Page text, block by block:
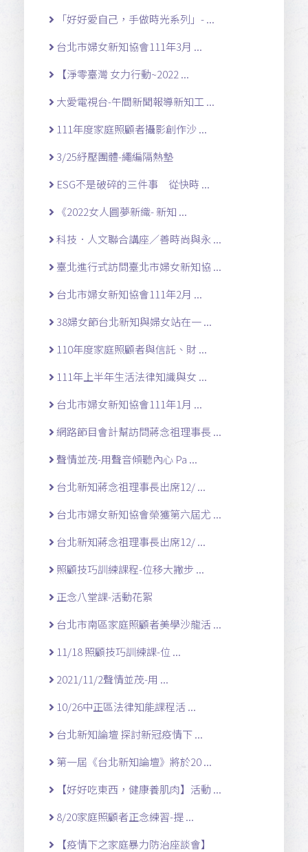
「好好愛自己，手做時光系列」- ...
台北市婦女新知協會111年3月 ...
【淨零臺灣 女力行動~2022 ...
大愛電視台-午間新聞報導新知工 ...
111年度家庭照顧者攝影創作沙 ...
3/25紓壓團體-繩編隔熱墊
ESG不是破碎的三件事 從快時 ...
《2022女人圓夢新織- 新知 ...
科技．人文聯合講座／善時尚與永 ...
臺北進行式訪問臺北市婦女新知協 ...
台北市婦女新知協會111年2月 ...
38婦女節台北新知與婦女站在一 ...
110年度家庭照顧者與信託、財 ...
111年上半年生活法律知識與女 ...
台北市婦女新知協會111年1月 ...
網路節目會計幫訪問蔣念祖理事長 ...
聲情並茂-用聲音傾聽內心 Pa ...
台北新知蔣念祖理事長出席12/ ...
台北市婦女新知協會榮獲第六屆尤 ...
台北新知蔣念祖理事長出席12/ ...
照顧技巧訓練課程-位移大撇步 ...
正念八堂課-活動花絮
台北市南區家庭照顧者美學沙龍活 ...
11/18 照顧技巧訓練課-位 ...
2021/11/2聲情並茂-用 ...
10/26中正區法律知能課程活 ...
台北新知論壇 探討新冠疫情下 ...
第一屆《台北新知論壇》將於20 ...
【好好吃東西，健康養肌肉】活動 ...
8/20家庭照顧者正念練習-提 ...
【疫情下之家庭暴力防治座談會】